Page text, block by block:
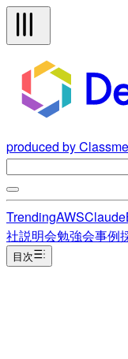
produced by
TrendingAWSClaude
社説明会勉強会事例
目次